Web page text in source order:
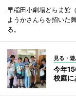
早稲田小劇場どらま館
ようかさんらを招いた
る。
見る・
今年
校庭に